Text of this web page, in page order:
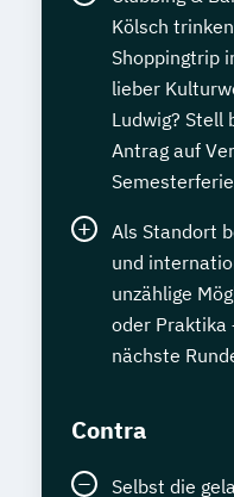
Kölsch
Shoppingtrip
lieber
Ludwig? Stell
Antrag auf
Als Standort
und
unzählige
oder Praktika
nächste
Contra
Selbst die